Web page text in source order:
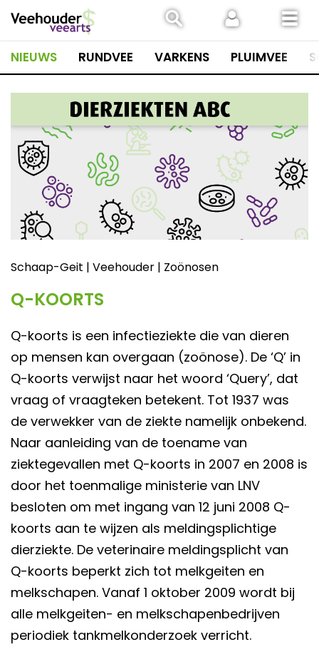
naar
inhoud
NIEUWS RUNDVEE VARKENS PLUIMVEE
Schaap-Geit | Veehouder | Zoönosen
Q-KOORTS
Q-koorts is een infectieziekte die van dieren
op mensen kan overgaan (zoönose). De ‘Q’ in
Q-koorts verwijst naar het woord ‘Query’, dat
vraag of vraagteken betekent. Tot 1937 was
de verwekker van de ziekte namelijk onbekend.
Naar aanleiding van de toename van
ziektegevallen met Q-koorts in 2007 en 2008 is
door het toenmalige ministerie van LNV
besloten om met ingang van 12 juni 2008 Q-
koorts aan te wijzen als meldingsplichtige
dierziekte. De veterinaire meldingsplicht van
Q-koorts beperkt zich tot melkgeiten en
melkschapen. Vanaf 1 oktober 2009 wordt bij
alle melkgeiten- en melkschapenbedrijven
periodiek tankmelkonderzoek verricht.